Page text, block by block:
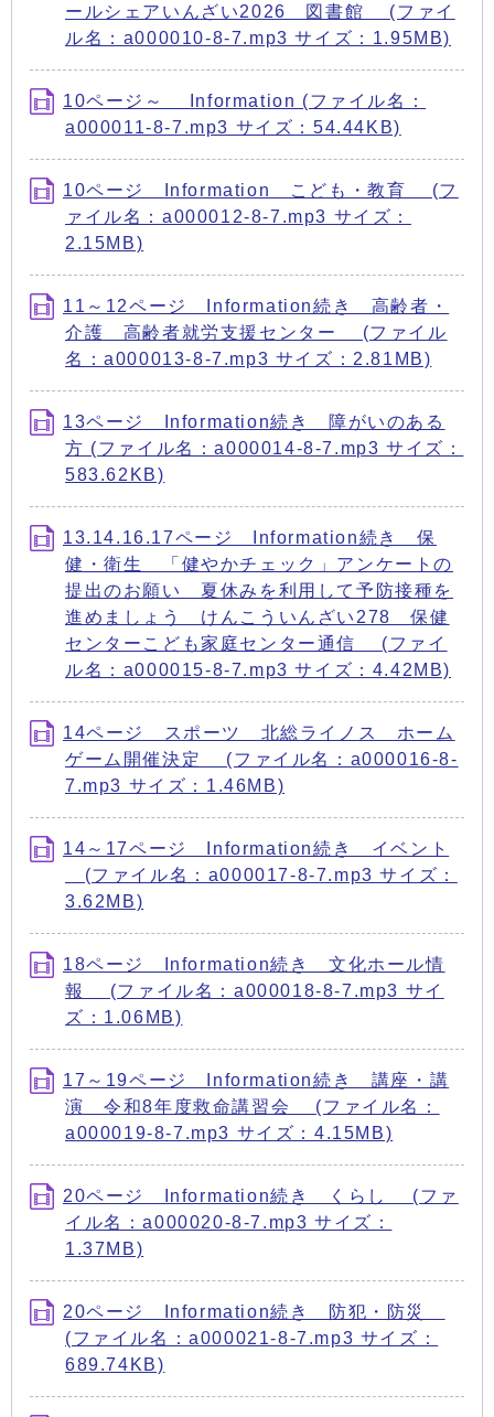
ールシェアいんざい2026 図書館 (ファイ
ル名：a000010-8-7.mp3 サイズ：1.95MB)
10ページ～ Information (ファイル名：
a000011-8-7.mp3 サイズ：54.44KB)
10ページ Information こども・教育 (フ
ァイル名：a000012-8-7.mp3 サイズ：
2.15MB)
11～12ページ Information続き 高齢者・
介護 高齢者就労支援センター (ファイル
名：a000013-8-7.mp3 サイズ：2.81MB)
13ページ Information続き 障がいのある
方 (ファイル名：a000014-8-7.mp3 サイズ：
583.62KB)
13.14.16.17ページ Information続き 保
健・衛生 「健やかチェック」アンケートの
提出のお願い 夏休みを利用して予防接種を
進めましょう けんこういんざい278 保健
センターこども家庭センター通信 (ファイ
ル名：a000015-8-7.mp3 サイズ：4.42MB)
14ページ スポーツ 北総ライノス ホーム
ゲーム開催決定 (ファイル名：a000016-8-
7.mp3 サイズ：1.46MB)
14～17ページ Information続き イベント
(ファイル名：a000017-8-7.mp3 サイズ：
3.62MB)
18ページ Information続き 文化ホール情
報 (ファイル名：a000018-8-7.mp3 サイ
ズ：1.06MB)
17～19ページ Information続き 講座・講
演 令和8年度救命講習会 (ファイル名：
a000019-8-7.mp3 サイズ：4.15MB)
20ページ Information続き くらし (ファ
イル名：a000020-8-7.mp3 サイズ：
1.37MB)
20ページ Information続き 防犯・防災
(ファイル名：a000021-8-7.mp3 サイズ：
689.74KB)